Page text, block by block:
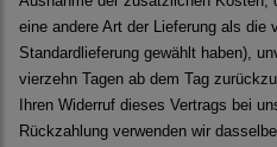
eine andere Art der Lieferung als die
Standardlieferung gewählt haben),
vierzehn Tagen ab dem Tag
Ihren Widerruf dieses Vertrags bei
Rückzahlung verwenden wir